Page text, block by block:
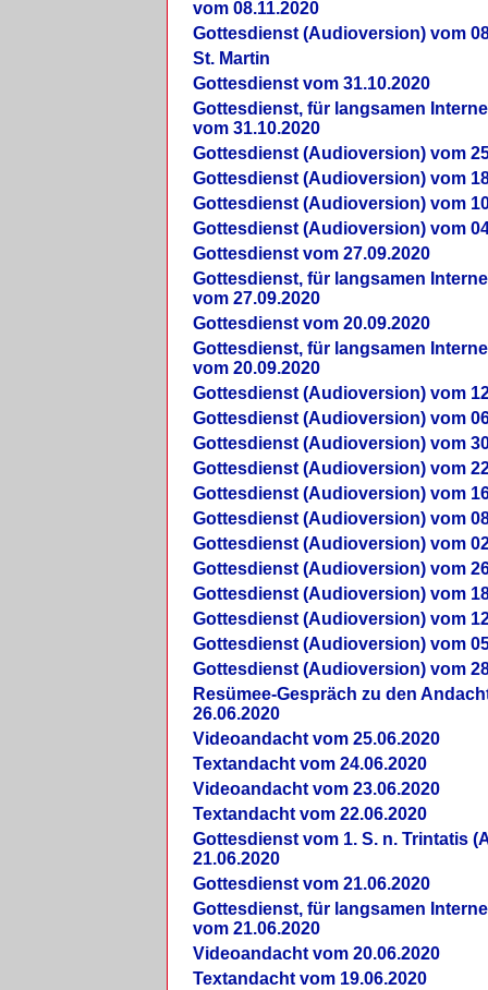
vom 08.11.2020
Gottesdienst (Audioversion) vom
St. Martin
Gottesdienst vom 31.10.2020
Gottesdienst, für langsamen
vom 31.10.2020
Gottesdienst (Audioversion) vom
Gottesdienst (Audioversion) vom
Gottesdienst (Audioversion) vom
Gottesdienst (Audioversion) vom
Gottesdienst vom 27.09.2020
Gottesdienst, für langsamen
vom 27.09.2020
Gottesdienst vom 20.09.2020
Gottesdienst, für langsamen
vom 20.09.2020
Gottesdienst (Audioversion) vom
Gottesdienst (Audioversion) vom
Gottesdienst (Audioversion) vom
Gottesdienst (Audioversion) vom
Gottesdienst (Audioversion) vom
Gottesdienst (Audioversion) vom
Gottesdienst (Audioversion) vom
Gottesdienst (Audioversion) vom
Gottesdienst (Audioversion) vom
Gottesdienst (Audioversion) vom
Gottesdienst (Audioversion) vom
Gottesdienst (Audioversion) vom
Re­sü­mee-Gespräch zu den
26.06.2020
Videoandacht vom 25.06.2020
Textandacht vom 24.06.2020
Videoandacht vom 23.06.2020
Textandacht vom 22.06.2020
Gottesdienst vom 1. S. n. Trintatis
21.06.2020
Gottesdienst vom 21.06.2020
Gottesdienst, für langsamen
vom 21.06.2020
Videoandacht vom 20.06.2020
Textandacht vom 19.06.2020